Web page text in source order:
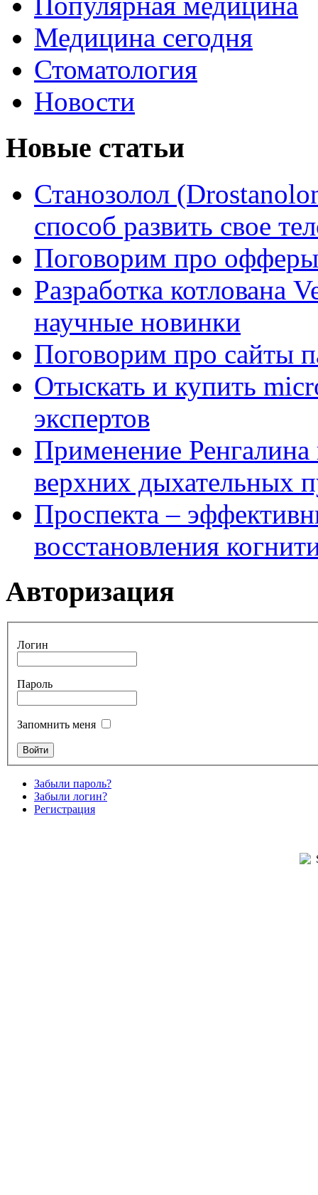
Медицина сегодня
Стоматология
Новости
Новые статьи
Станозолол
способ развить свое
Поговорим про
Разработка котлована
научные новинки
Поговорим про сайты
Отыскать и купить
экспертов
Применение Ренгалина
верхних дыхательных
Проспекта –
восстановления
Авторизация
Логин
Пароль
Запомнить меня
Забыли пароль?
Забыли логин?
Регистрация